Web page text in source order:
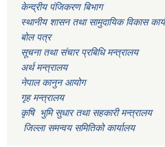
केन्द्रीय पंजिकरण बिभाग
स्थानीय शासन तथा सामुदायिक विकास
बोल पत्र
सूचना तथा संचार प्रबिधि मन्त्रालय
अर्थ मन्त्रालय
नेपाल कानुन आयोग
गृह मन्त्रालय
कृषि भुमि सुधार तथा सहकारी मन्त्रालय
जिल्ला समन्वय समितिको कार्यालय